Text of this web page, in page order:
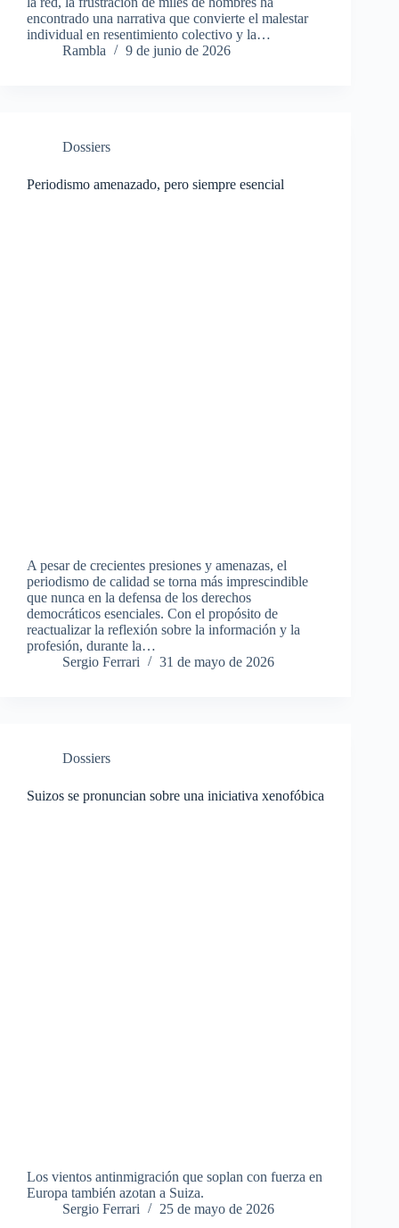
encontrado una narrativa que convierte el malestar
individual en resentimiento colectivo y la…
Rambla
9 de junio de 2026
Dossiers
Periodismo amenazado, pero siempre esencial
A pesar de crecientes presiones y amenazas, el
periodismo de calidad se torna más imprescindible
que nunca en la defensa de los derechos
democráticos esenciales. Con el propósito de
reactualizar la reflexión sobre la información y la
profesión, durante la…
Sergio Ferrari
31 de mayo de 2026
Dossiers
Suizos se pronuncian sobre una iniciativa xenofóbica
Los vientos antinmigración que soplan con fuerza en
Europa también azotan a Suiza.
Sergio Ferrari
25 de mayo de 2026